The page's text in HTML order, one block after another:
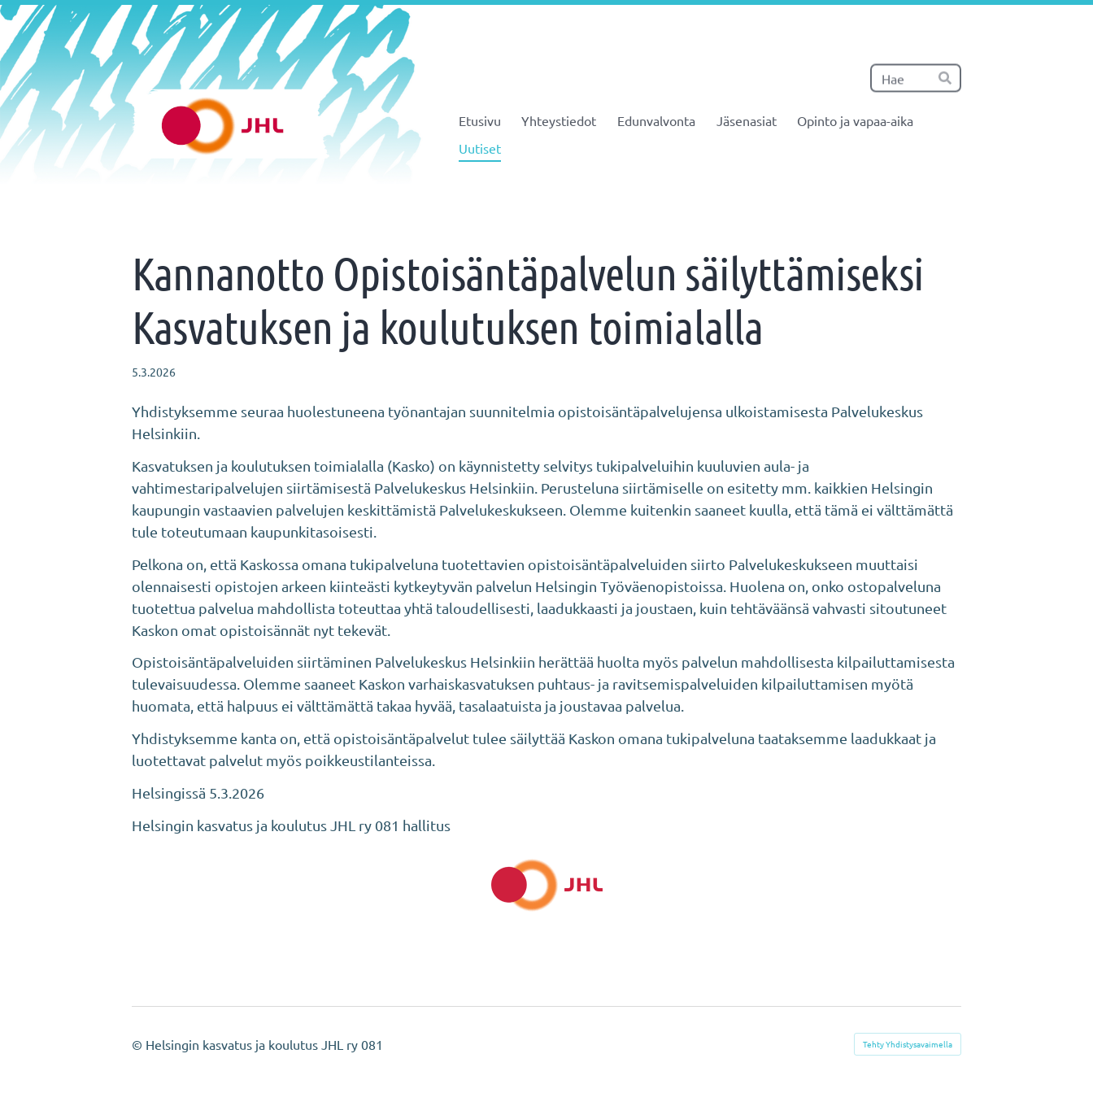
Siirry
sivun
sisältöön
Haku
Hae
Helsingin varhaiskasvatus JHL ry 081 Etusivu Yhteystiedot Edunvalvonta Jäsenasiat
Opinto ja vapaa-aika
Uutiset
Kannanotto Opistoisäntäpalvelun säilyttämiseksi
Kasvatuksen ja koulutuksen toimialalla
5.3.2026
Yhdistyksemme seuraa huolestuneena työnantajan suunnitelmia opistoisäntäpalvelujensa ulkoistamisesta Palvelukeskus
Helsinkiin.
Kasvatuksen ja koulutuksen toimialalla (Kasko) on käynnistetty selvitys tukipalveluihin kuuluvien aula- ja
vahtimestaripalvelujen siirtämisestä Palvelukeskus Helsinkiin. Perusteluna siirtämiselle on esitetty mm. kaikkien Helsingin
kaupungin vastaavien palvelujen keskittämistä Palvelukeskukseen. Olemme kuitenkin saaneet kuulla, että tämä ei välttämättä
tule toteutumaan kaupunkitasoisesti.
Pelkona on, että Kaskossa omana tukipalveluna tuotettavien opistoisäntäpalveluiden siirto Palvelukeskukseen muuttaisi
olennaisesti opistojen arkeen kiinteästi kytkeytyvän palvelun Helsingin Työväenopistoissa. Huolena on, onko ostopalveluna
tuotettua palvelua mahdollista toteuttaa yhtä taloudellisesti, laadukkaasti ja joustaen, kuin tehtäväänsä vahvasti sitoutuneet
Kaskon omat opistoisännät nyt tekevät.
Opistoisäntäpalveluiden siirtäminen Palvelukeskus Helsinkiin herättää huolta myös palvelun mahdollisesta kilpailuttamisesta
tulevaisuudessa. Olemme saaneet Kaskon varhaiskasvatuksen puhtaus- ja ravitsemispalveluiden kilpailuttamisen myötä
huomata, että halpuus ei välttämättä takaa hyvää, tasalaatuista ja joustavaa palvelua.
Yhdistyksemme kanta on, että opistoisäntäpalvelut tulee säilyttää Kaskon omana tukipalveluna taataksemme laadukkaat ja
luotettavat palvelut myös poikkeustilanteissa.
Helsingissä 5.3.2026
Helsingin kasvatus ja koulutus JHL ry 081 hallitus
© Helsingin kasvatus ja koulutus JHL ry 081 Tehty Yhdistysavaimella